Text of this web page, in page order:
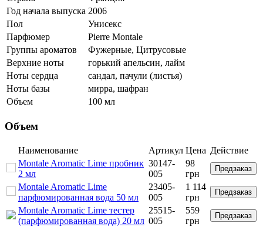
Год начала выпуска 2006
Пол
Унисекс
Парфюмер
Pierre Montale
Группы ароматов
Фужерные, Цитрусовые
Верхние ноты
горький апельсин, лайм
Ноты сердца
сандал, пачули (листья)
Ноты базы
мирра, шафран
Объем
100 мл
Объем
Наименование Артикул Цена Действие
Montale Aromatic Lime пробник
2 мл
30147-
005
98
грн
Предзаказ
Montale Aromatic Lime
парфюмированная вода 50 мл
23405-
005
1 114
грн
Предзаказ
Montale Aromatic Lime тестер
(парфюмированная вода) 20 мл
25515-
005
559
грн
Предзаказ